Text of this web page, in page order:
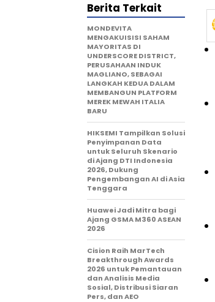
Berita Terkait
MONDEVITA
MENGAKUISISI SAHAM
MAYORITAS DI
UNDERSCORE DISTRICT,
PERUSAHAAN INDUK
MAGLIANO, SEBAGAI
LANGKAH KEDUA DALAM
MEMBANGUN PLATFORM
MEREK MEWAH ITALIA
BARU
HIKSEMI Tampilkan Solusi
Penyimpanan Data
untuk Seluruh Skenario
di Ajang DTI Indonesia
2026, Dukung
Pengembangan AI di Asia
Tenggara
Huawei Jadi Mitra bagi
Ajang GSMA M360 ASEAN
2026
Cision Raih MarTech
Breakthrough Awards
2026 untuk Pemantauan
dan Analisis Media
Sosial, Distribusi Siaran
Pers, dan AEO